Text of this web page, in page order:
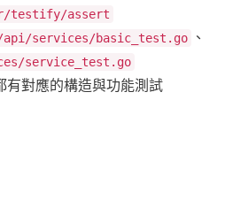
testify/assert
services/basic_test.go 、
service_test.go
有對應的構造與功能測試